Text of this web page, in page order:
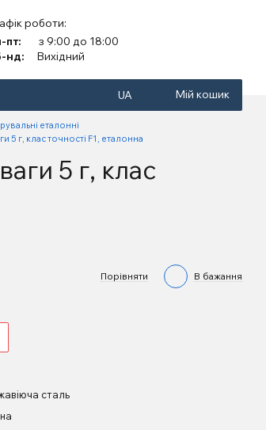
роботи:
пт:
з 9:00 до 18:00
нд:
Вихідний
UA Мій кошик
еталонні
5 г, клас точності F1, еталонна
5 г, клас
Порівняти В бажання
сталь